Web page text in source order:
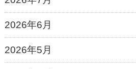
2026年6月
2026年5月